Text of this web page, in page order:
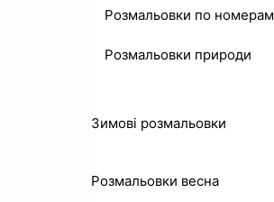
Розмальовки по номерам
Розмальовки природи
Зимові розмальовки
Розмальовки весна